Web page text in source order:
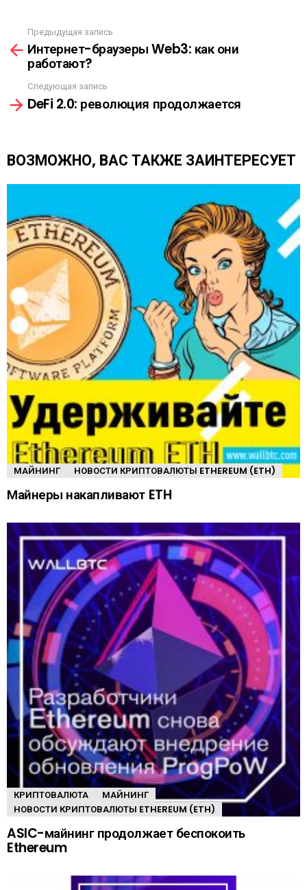
Ы
Л
К
А
м
е
е
щ
е
Предыдущая запись
Интернет-браузеры Web3: как они
работают?
Следующая запись
DeFi 2.0: революция продолжается
ВОЗМОЖНО, ВАС ТАКЖЕ ЗАИНТЕРЕСУЕТ
МАЙНИНГ НОВОСТИ КРИПТОВАЛЮТЫ ETHEREUM (ETH)
Майнеры накапливают ETH
КРИПТОВАЛЮТА
МАЙНИНГ
НОВОСТИ КРИПТОВАЛЮТЫ ETHEREUM (ETH)
ASIC-майнинг продолжает беспокоить
Ethereum